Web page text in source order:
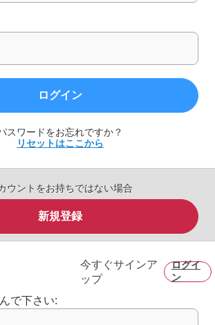
ログイン
スワードをお忘れですか？
リセットはここから
ウントをお持ちではない場合
新規登録
今すぐサインア
ップ
ログイ
ン
で下さい: